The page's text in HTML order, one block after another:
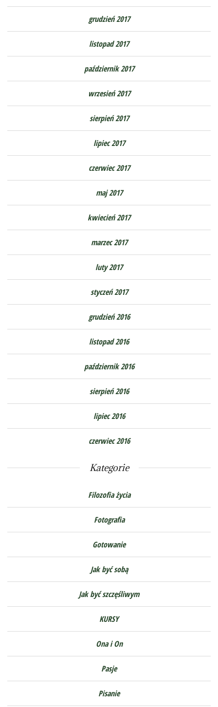
grudzień 2017
listopad 2017
październik 2017
wrzesień 2017
sierpień 2017
lipiec 2017
czerwiec 2017
maj 2017
kwiecień 2017
marzec 2017
luty 2017
styczeń 2017
grudzień 2016
listopad 2016
październik 2016
sierpień 2016
lipiec 2016
czerwiec 2016
Kategorie
Filozofia życia
Fotografia
Gotowanie
Jak być sobą
Jak być szczęśliwym
KURSY
Ona i On
Pasje
Pisanie